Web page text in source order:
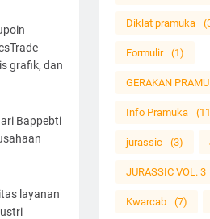
grafik, dan
Bappebti
layanan
Diklat pramuka
Formulir (1)
GERAKAN
Info Pramuka
jurassic (3)
JURASSIC VOL. 3
Kwarcab (7)